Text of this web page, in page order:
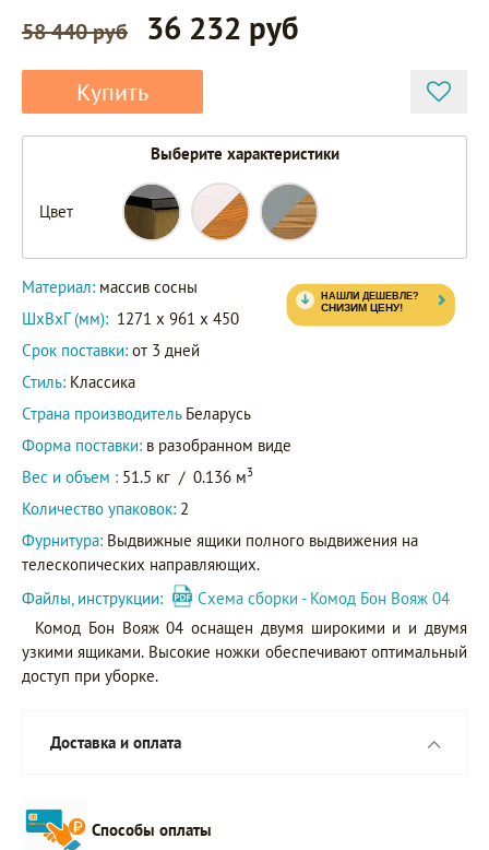
58 440 руб 36 232 руб
Купить
Выберите характеристики
Цвет
Материал: массив сосны
ШxВxГ (мм): 1271 x 961 x 450
Срок поставки: от 3 дней
Стиль: Классика
Страна производитель Беларусь
Форма поставки: в разобранном виде
Вес и объем : 51.5 кг / 0.136 м3
Количество упаковок: 2
Фурнитура: Выдвижные ящики полного выдвижения на
телескопических направляющих.
Файлы, инструкции:
Схема сборки - Комод Бон Вояж 04
Комод Бон Вояж 04 оснащен двумя широкими и и двумя
узкими ящиками. Высокие ножки обеспечивают оптимальный
доступ при уборке.
Доставка и оплата
Способы оплаты